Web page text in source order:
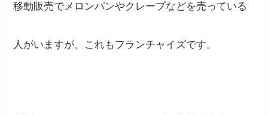
移動販売でメロンパンやクレープなどを売っている
人がいますが、これもフランチャイズです。